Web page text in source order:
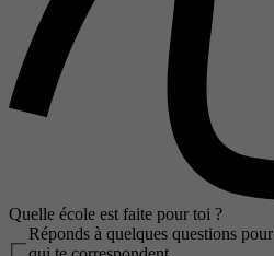
Quelle école est faite pour toi ?
Réponds à quelques questions